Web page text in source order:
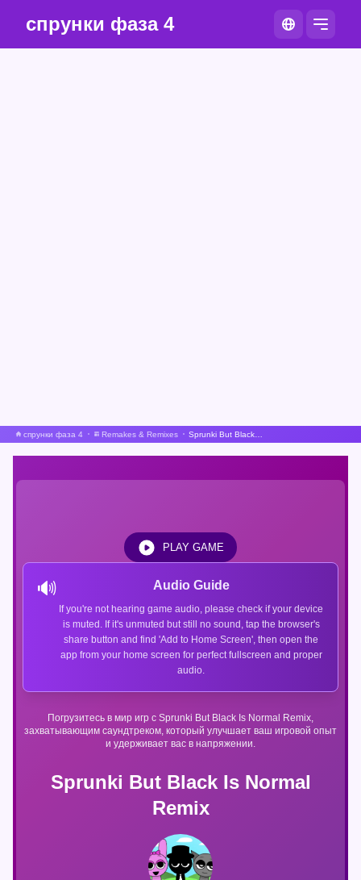
спрунки фаза 4
спрунки фаза 4 Remakes & Remixes
Sprunki But Black Is Normal
Remix
Погрузитесь в мир игр с Sprunki But Black Is Normal Remix,
захватывающим саундтреком, который улучшает ваш игровой опыт
и удерживает вас в напряжении.
🔊 Audio Guide
If you're not hearing game audio, please check if your device
is muted. If it's unmuted but still no sound, tap the browser's
share button and find 'Add to Home Screen', then open the
app from your home screen for perfect fullscreen and proper
audio.
PLAY GAME